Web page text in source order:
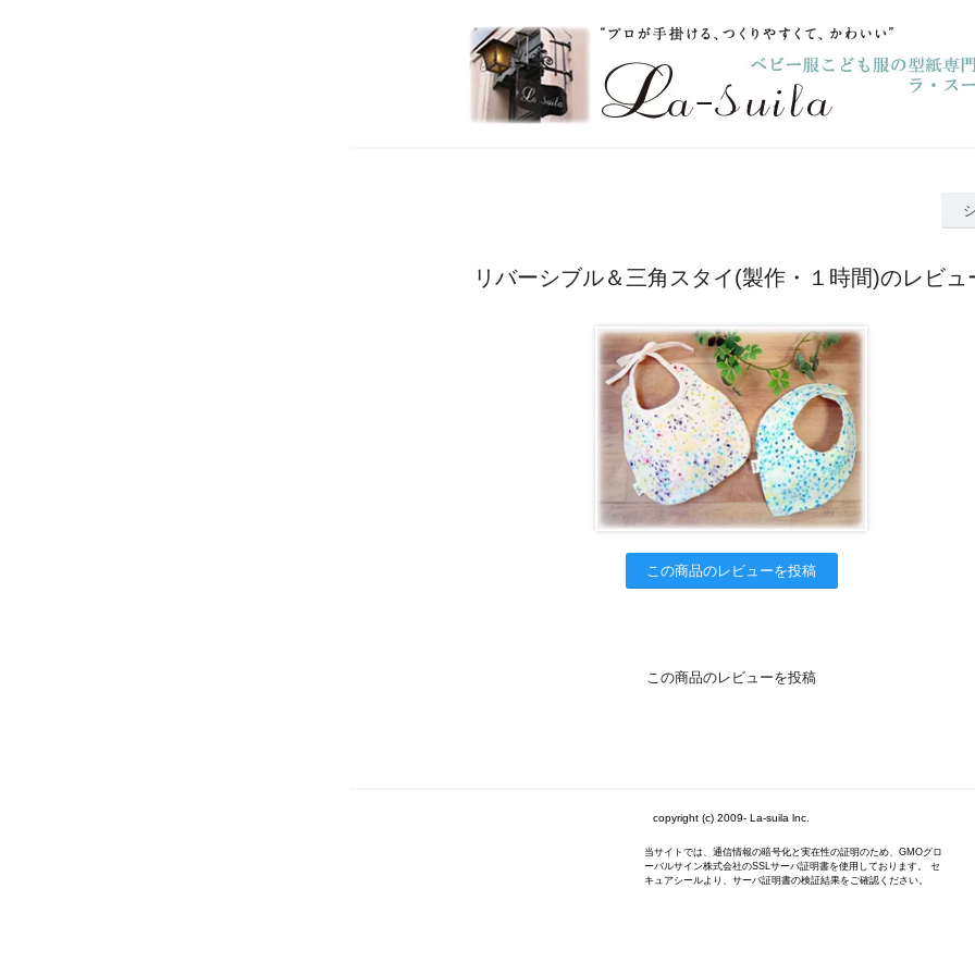
リバーシブル＆三角スタイ(製作・１時間)のレビュ
この商品のレビューを投稿
この商品のレビューを投稿
copyright (c) 2009- La-suila lnc.
当サイトでは、通信情報の暗号化と実在性の証明のため、GMOグロ
ーバルサイン株式会社のSSLサーバ証明書を使用しております。 セ
キュアシールより、サーバ証明書の検証結果をご確認ください。